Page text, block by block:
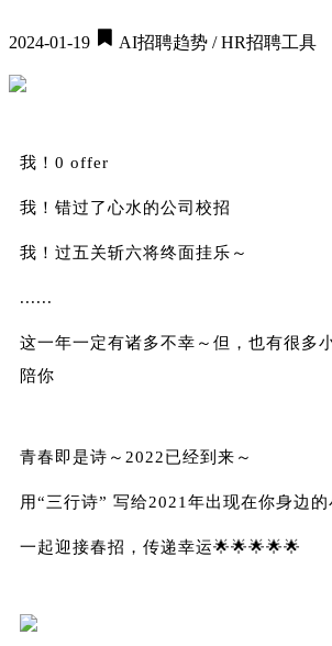
2024-01-19 AI招聘趋势 / HR招聘工具
我！0 offer
我！错过了心水的公司校招
我！过五关斩六将终面挂乐～
......
这一年一定有诸多不幸～但，也有很多
陪你
青春即是诗～2022已经到来～
用“三行诗” 写给2021年出现在你身边的
一起迎接春招，传递幸运🌟🌟🌟🌟🌟